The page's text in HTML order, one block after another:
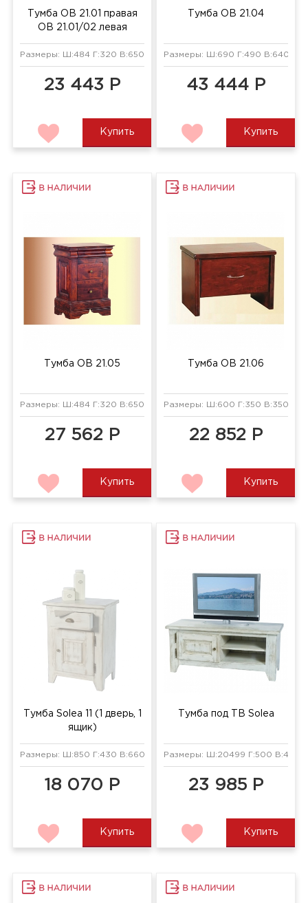
Тумба ОВ 21.01 правая
ОВ 21.01/02 левая
Размеры: Ш:484 Г:320 В:650 мм
23 443 Р
Купить
Тумба ОВ 21.04
Размеры: Ш:690 Г:490 В:640 мм
43 444 Р
Купить
Тумба ОВ 21.05
Размеры: Ш:484 Г:320 В:650 мм
27 562 Р
Купить
Тумба ОВ 21.06
Размеры: Ш:600 Г:350 В:350 мм
22 852 Р
Купить
Тумба Solea 11 (1 дверь, 1
ящик)
Размеры: Ш:850 Г:430 В:660 мм
18 070 Р
Купить
Тумба под ТВ Solea
Размеры: Ш:20499 Г:500 В:430
23 985 Р
Купить